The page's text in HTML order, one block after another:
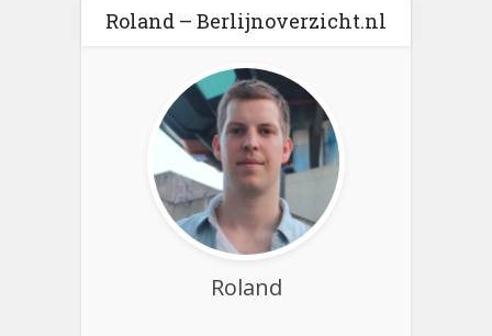
Roland – Berlijnoverzicht.nl
Roland